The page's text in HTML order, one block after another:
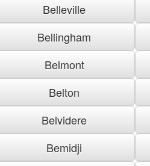
Belleville
Bellingham
Belmont
Belton
Belvidere
Bemidji